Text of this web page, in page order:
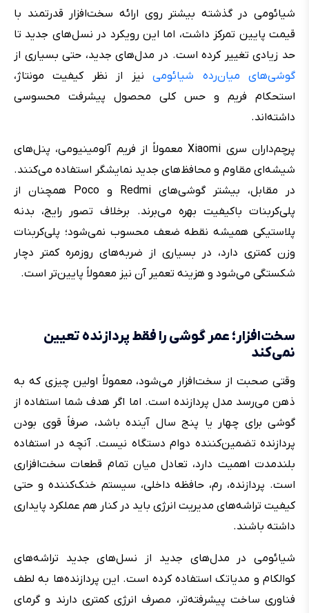
شیائومی در گذشته بیشتر روی ارائه سخت‌افزار قدرتمند با
قیمت پایین تمرکز داشت، اما این رویکرد در نسل‌های جدید تا
حد زیادی تغییر کرده است. در مدل‌های جدید، حتی بسیاری از
گوشی‌های میان‌رده شیائومینیز از نظر کیفیت مونتاژ،
استحکام فریم و حس کلی محصول پیشرفت محسوسی
داشته‌اند.
پرچم‌داران سری Xiaomi معمولاً از فریم آلومینیومی، پنل‌های
شیشه‌ای مقاوم و محافظ‌های جدید نمایشگر استفاده می‌کنند.
در مقابل، بیشتر گوشی‌های Redmi و Poco همچنان از
پلی‌کربنات باکیفیت بهره می‌برند. برخلاف تصور رایج، بدنه
پلاستیکی همیشه نقطه ضعف محسوب نمی‌شود؛ پلی‌کربنات
وزن کمتری دارد، در بسیاری از ضربه‌های روزمره کمتر دچار
شکستگی می‌شود و هزینه تعمیر آن نیز معمولاً پایین‌تر است.
سخت‌افزار؛ عمر گوشی را فقط پردازنده تعیین
نمی‌کند
وقتی صحبت از سخت‌افزار می‌شود، معمولاً اولین چیزی که به
ذهن می‌رسد مدل پردازنده است. اما اگر هدف شما استفاده از
گوشی برای چهار یا پنج سال آینده باشد، صرفاً قوی بودن
پردازنده تضمین‌کننده دوام دستگاه نیست. آنچه در استفاده
بلندمدت اهمیت دارد، تعادل میان تمام قطعات سخت‌افزاری
است. پردازنده، رم، حافظه داخلی، سیستم خنک‌کننده و حتی
کیفیت تراشه‌های مدیریت انرژی باید در کنار هم عملکرد پایداری
داشته باشند.
شیائومی در مدل‌های جدید از نسل‌های جدید تراشه‌های
کوالکام و مدیاتک استفاده کرده است. این پردازنده‌ها به لطف
فناوری ساخت پیشرفته‌تر، مصرف انرژی کمتری دارند و گرمای